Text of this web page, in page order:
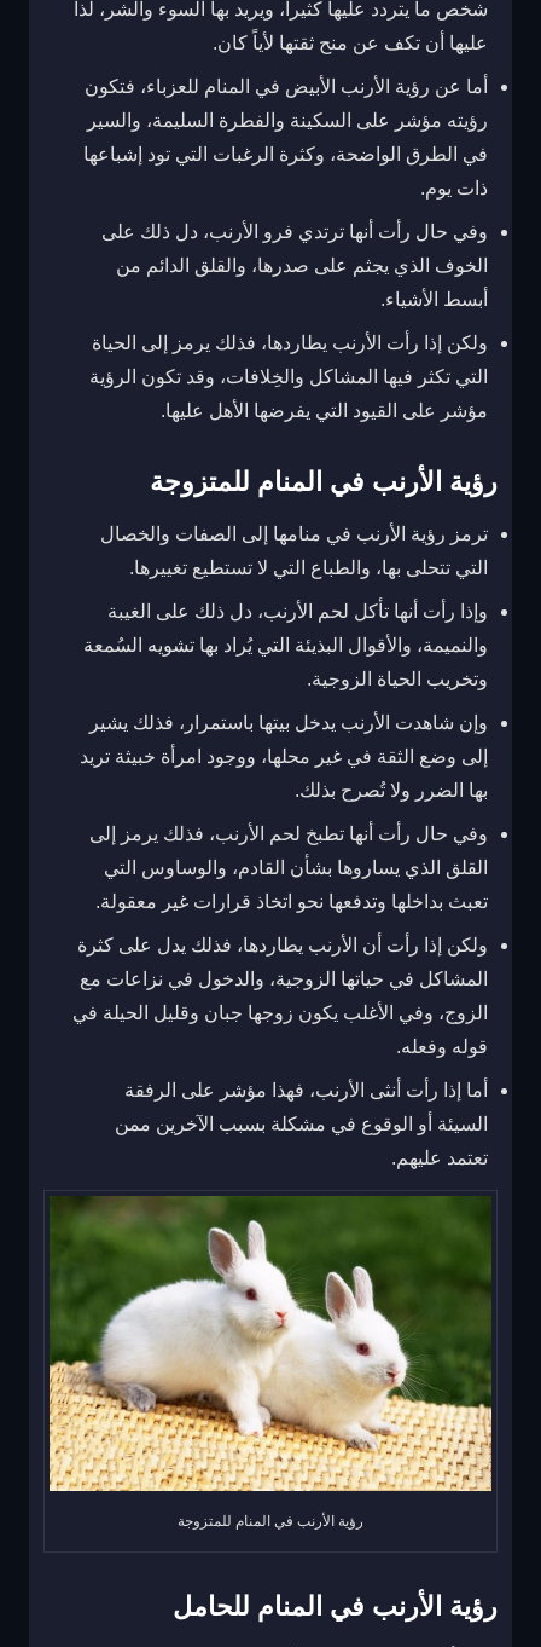
شخص ما يتردد عليها كثيراً، ويريد بها السوء والشر، لذا
عليها أن تكف عن منح ثقتها لأياً كان.
أما عن رؤية الأرنب الأبيض في المنام للعزباء، فتكون
رؤيته مؤشر على السكينة والفطرة السليمة، والسير
في الطرق الواضحة، وكثرة الرغبات التي تود إشباعها
ذات يوم.
وفي حال رأت أنها ترتدي فرو الأرنب، دل ذلك على
الخوف الذي يجثم على صدرها، والقلق الدائم من
أبسط الأشياء.
ولكن إذا رأت الأرنب يطاردها، فذلك يرمز إلى الحياة
التي تكثر فيها المشاكل والخِلافات، وقد تكون الرؤية
مؤشر على القيود التي يفرضها الأهل عليها.
رؤية الأرنب في المنام للمتزوجة
ترمز رؤية الأرنب في منامها إلى الصفات والخصال
التي تتحلى بها، والطباع التي لا تستطيع تغييرها.
وإذا رأت أنها تأكل لحم الأرنب، دل ذلك على الغيبة
والنميمة، والأقوال البذيئة التي يُراد بها تشويه السُمعة
وتخريب الحياة الزوجية.
وإن شاهدت الأرنب يدخل بيتها باستمرار، فذلك يشير
إلى وضع الثقة في غير محلها، ووجود امرأة خبيثة تريد
بها الضرر ولا تُصرح بذلك.
وفي حال رأت أنها تطبخ لحم الأرنب، فذلك يرمز إلى
القلق الذي يساروها بشأن القادم، والوساوس التي
تعبث بداخلها وتدفعها نحو اتخاذ قرارات غير معقولة.
ولكن إذا رأت أن الأرنب يطاردها، فذلك يدل على كثرة
المشاكل في حياتها الزوجية، والدخول في نزاعات مع
الزوج، وفي الأغلب يكون زوجها جبان وقليل الحيلة في
قوله وفعله.
أما إذا رأت أنثى الأرنب، فهذا مؤشر على الرفقة
السيئة أو الوقوع في مشكلة بسبب الآخرين ممن
تعتمد عليهم.
رؤية الأرنب في المنام للمتزوجة
رؤية الأرنب في المنام للحامل